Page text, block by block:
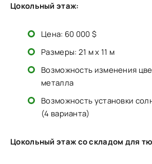
Цокольный этаж:
Цена: 60 000 $
Размеры: 21 м x 11 м
Возможность изменения
металла
Возможность установки
(4 варианта)
Цокольный этаж со складом для